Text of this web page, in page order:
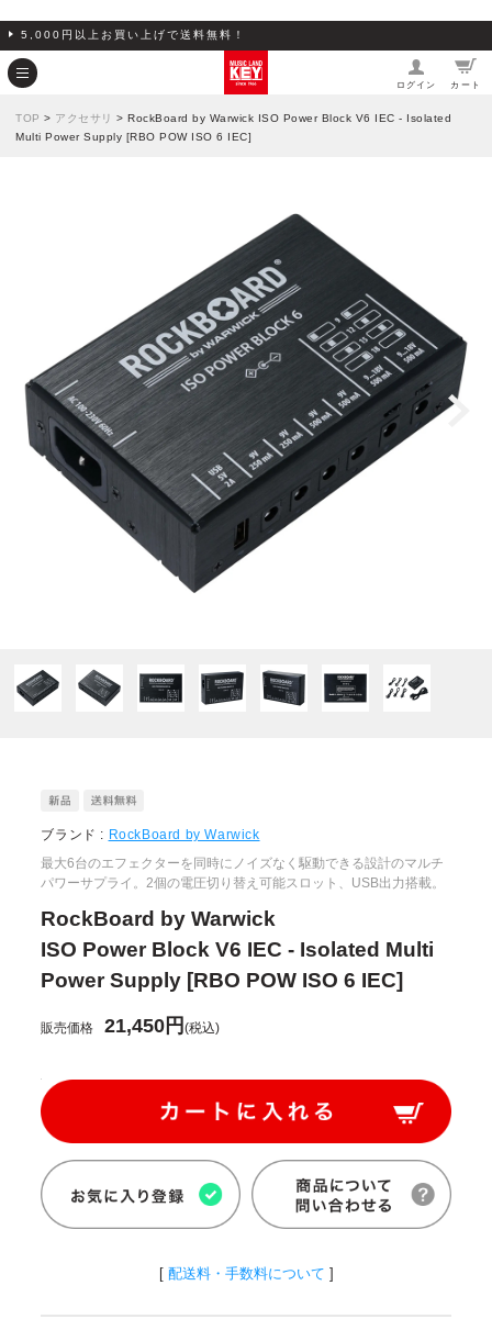
5,000円以上お買い上げで送料無料！
ログイン カート
TOP > アクセサリ > RockBoard by Warwick ISO Power Block V6 IEC - Isolated
Multi Power Supply [RBO POW ISO 6 IEC]
ブランド : RockBoard by Warwick
最大6台のエフェクターを同時にノイズなく駆動できる設計のマルチ
パワーサプライ。2個の電圧切り替え可能スロット、USB出力搭載。
RockBoard by Warwick
ISO Power Block V6 IEC - Isolated Multi
Power Supply [RBO POW ISO 6 IEC]
販売価格 21,450円(税込)
[ 配送料・手数料について ]